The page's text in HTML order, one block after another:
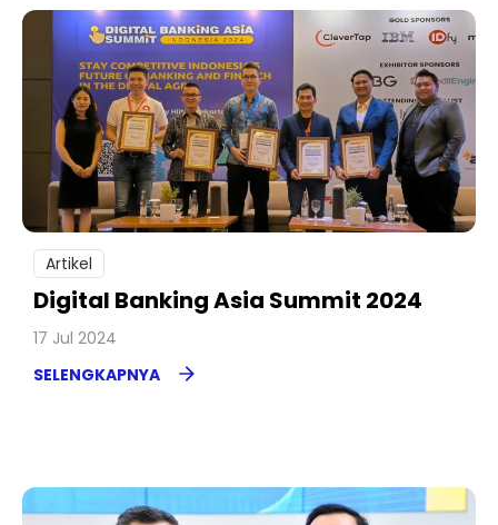
Artikel
Digital Banking Asia Summit 2024
17 Jul 2024
SELENGKAPNYA